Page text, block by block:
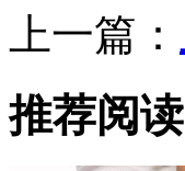
上一篇：
推荐阅读